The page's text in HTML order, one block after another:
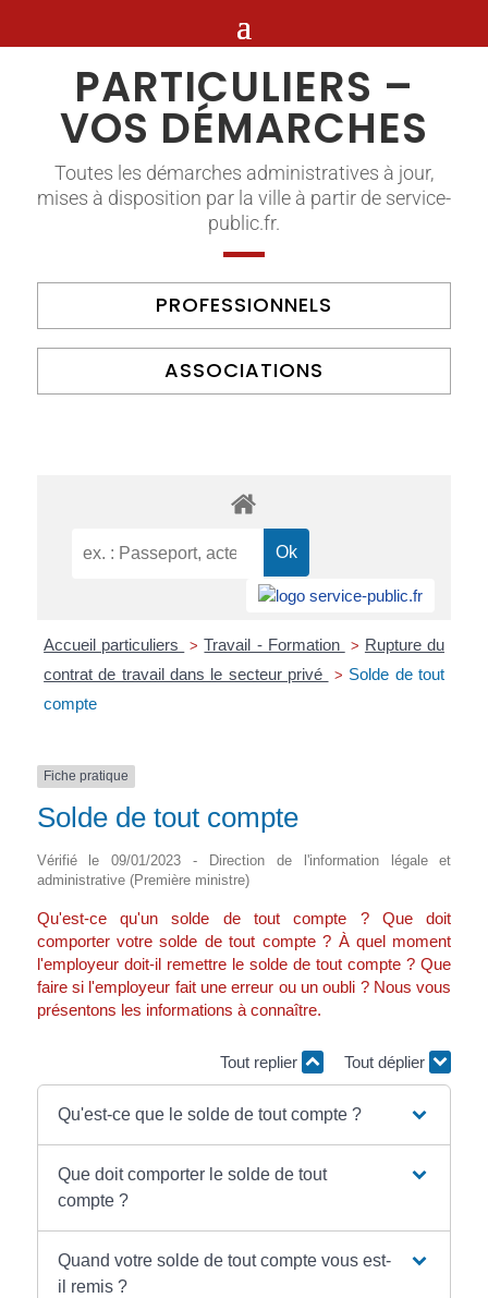
PARTICULIERS –
VOS DÉMARCHES
Toutes les démarches administratives à jour,
mises à disposition par la ville à partir de service-
public.fr.
PROFESSIONNELS
ASSOCIATIONS
Accueil particuliers > Travail - Formation > Rupture du
contrat de travail dans le secteur privé
> Solde de tout
compte
Fiche pratique
Solde de tout compte
Vérifié le 09/01/2023 - Direction de l'information légale et
administrative (Première ministre)
Qu'est-ce qu'un solde de tout compte ? Que doit
comporter votre solde de tout compte ? À quel moment
l'employeur doit-il remettre le solde de tout compte ? Que
faire si l'employeur fait une erreur ou un oubli ? Nous vous
présentons les informations à connaître.
Tout replier Tout déplier
Qu'est-ce que le solde de tout compte ?
Que doit comporter le solde de tout
compte ?
Quand votre solde de tout compte vous est-
il remis ?